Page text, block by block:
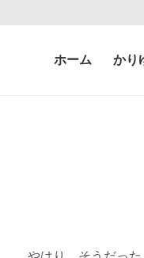
ホーム かり